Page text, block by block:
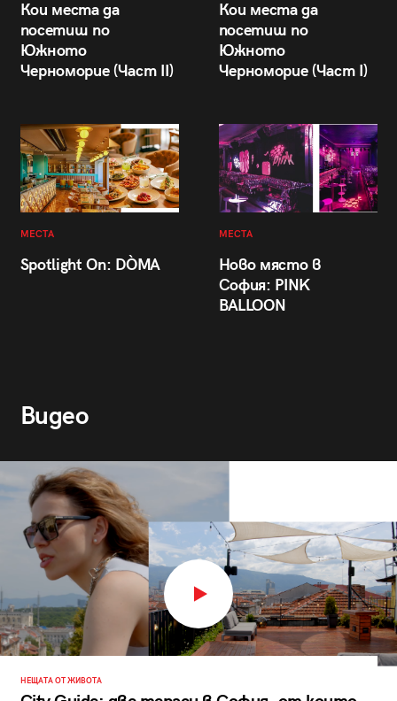
Кои места да
посетиш по
Южното
Черноморие (Част II)
Кои места да
посетиш по
Южното
Черноморие (Част I)
МЕСТА
Spotlight On: DÒMA
МЕСТА
Ново място в
София: PINK
BALLOON
Видео
НЕЩАТА ОТ ЖИВОТА